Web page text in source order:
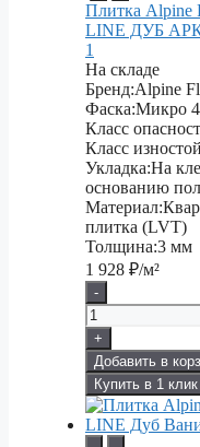
Плитка Alpine
LINE ДУБ
1
На складе
Бренд:Alpine
Фаска:Микро
Класс
Класс
Укладка:На
основанию
Материал:
плитка (LVT)
Толщина:3 мм
1 928 ₽/м²
-
+
Добавить в
Купить в 1 клик